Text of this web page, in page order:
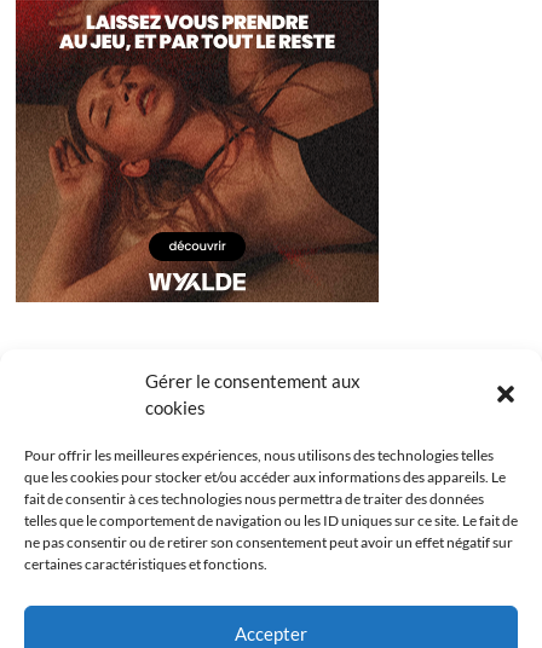
Gérer le consentement aux
cookies
Pour offrir les meilleures expériences, nous utilisons des technologies telles
que les cookies pour stocker et/ou accéder aux informations des appareils. Le
fait de consentir à ces technologies nous permettra de traiter des données
telles que le comportement de navigation ou les ID uniques sur ce site. Le fait de
ne pas consentir ou de retirer son consentement peut avoir un effet négatif sur
certaines caractéristiques et fonctions.
Accepter